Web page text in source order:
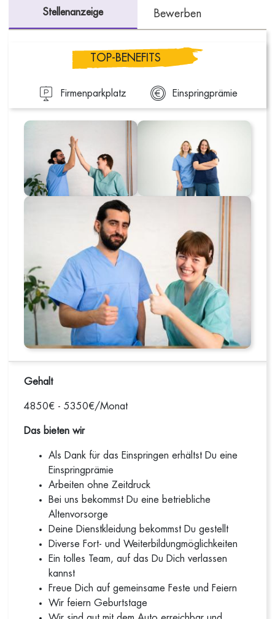
Stellenanzeige Bewerben
TOP-BENEFITS
Firmenparkplatz Einspringprämie
Gehalt
4850€ - 5350€/Monat
Das bieten wir
Als Dank für das Einspringen erhältst Du eine
Einspringprämie
Arbeiten ohne Zeitdruck
Bei uns bekommst Du eine betriebliche
Altenvorsorge
Deine Dienstkleidung bekommst Du gestellt
Diverse Fort- und Weiterbildungmöglichkeiten
Ein tolles Team, auf das Du Dich verlassen
kannst
Freue Dich auf gemeinsame Feste und Feiern
Wir feiern Geburtstage